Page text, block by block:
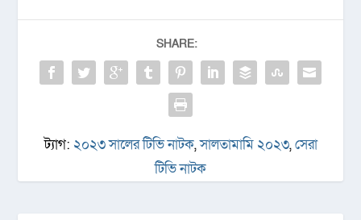
SHARE:
ট্যাগ: ২০২৩ সালের টিভি নাটক,সালতামামি ২০২৩,সেরা
টিভি নাটক